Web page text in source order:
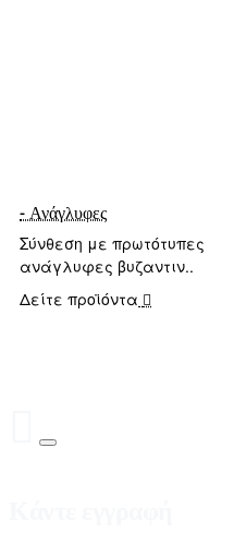
- Ανάγλυφες
Σύνθεση με πρωτότυπες
ανάγλυφες βυζαντιν..
Δείτε προϊόντα